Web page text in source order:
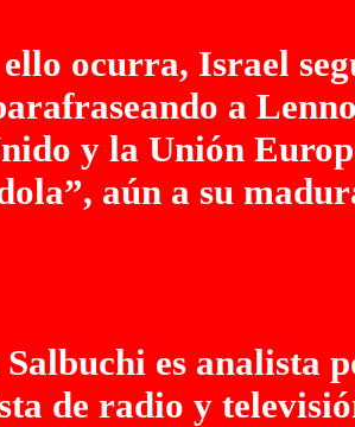
ocurra, Israel
a
y la Unión
aún a su
es analista
de radio y